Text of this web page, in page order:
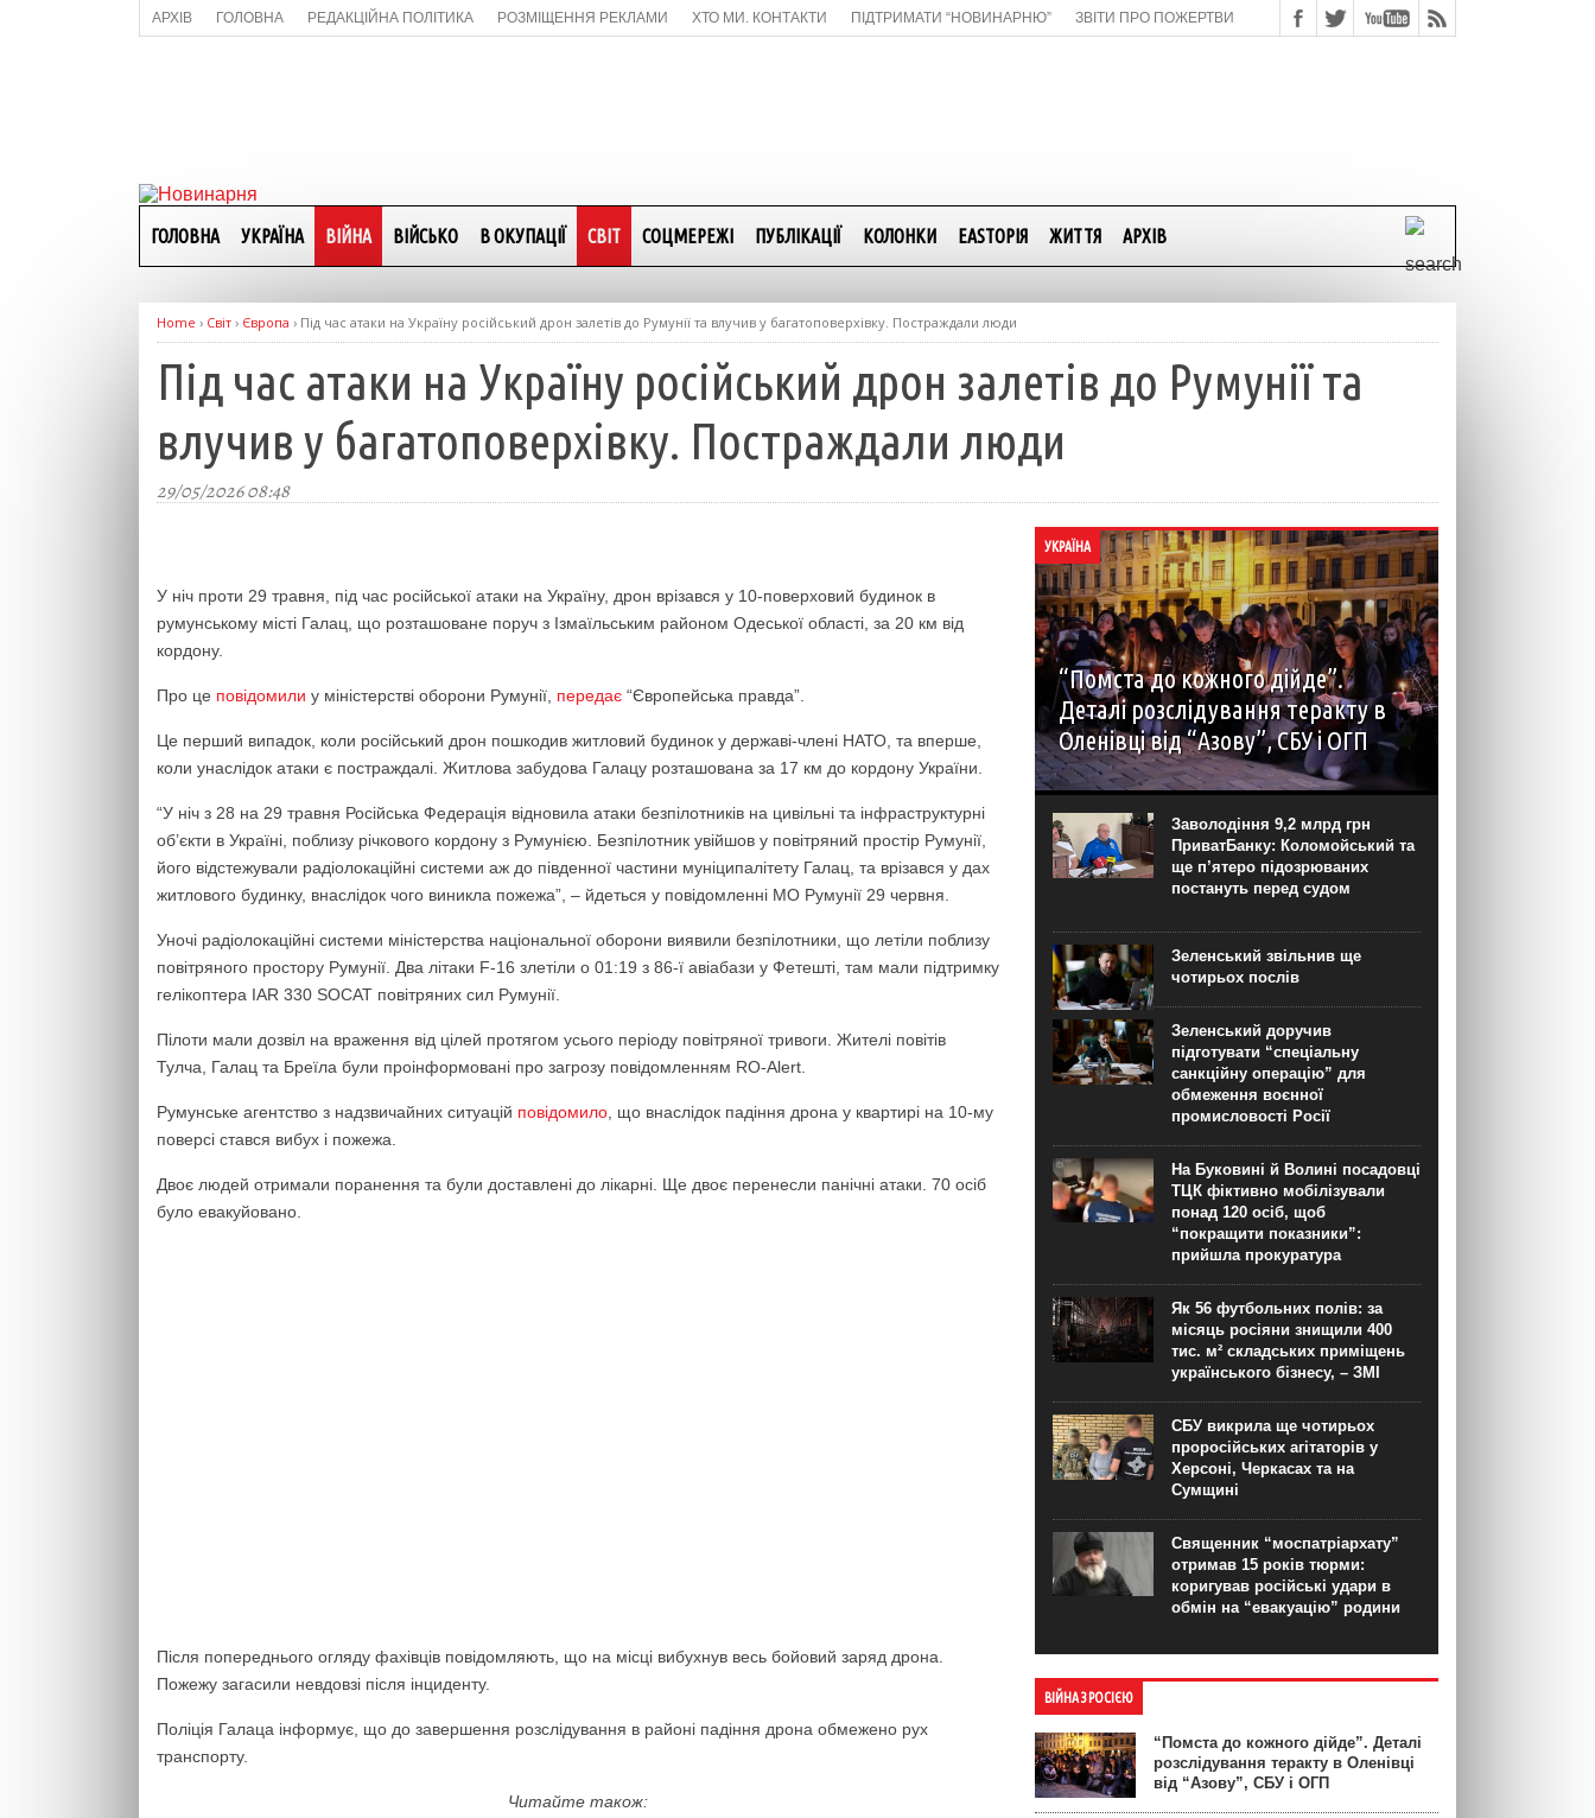
АРХІВ ГОЛОВНА РЕДАКЦІЙНА ПОЛІТИКА РОЗМІЩЕННЯ РЕКЛАМИ ХТО МИ. КОНТАКТИ ПІДТРИМАТИ “НОВИНАРНЮ” ЗВІТИ ПРО ПОЖЕРТВИ
ГОЛОВНА УКРАЇНА ВІЙНА ВІЙСЬКО В ОКУПАЦІЇ СВІТ СОЦМЕРЕЖІ ПУБЛІКАЦІЇ КОЛОНКИ EASTОРІЯ ЖИТТЯ АРХІВ
Home › Світ › Європа › Під час атаки на Україну російський дрон залетів до Румунії та влучив у багатоповерхівку. Постраждали люди
Під час атаки на Україну російський дрон залетів до Румунії та
влучив у багатоповерхівку. Постраждали люди
29/05/2026 08:48
У ніч проти 29 травня, під час російської атаки на Україну, дрон врізався у 10-поверховий будинок в
румунському місті Галац, що розташоване поруч з Ізмаїльським районом Одеської області, за 20 км від
кордону.
Про це повідомили у міністерстві оборони Румунії, передає “Європейська правда”.
Це перший випадок, коли російський дрон пошкодив житловий будинок у державі-члені НАТО, та вперше,
коли унаслідок атаки є постраждалі. Житлова забудова Галацу розташована за 17 км до кордону України.
“У ніч з 28 на 29 травня Російська Федерація відновила атаки безпілотників на цивільні та інфраструктурні
об’єкти в Україні, поблизу річкового кордону з Румунією. Безпілотник увійшов у повітряний простір Румунії,
його відстежували радіолокаційні системи аж до південної частини муніципалітету Галац, та врізався у дах
житлового будинку, внаслідок чого виникла пожежа”, – йдеться у повідомленні МО Румунії 29 червня.
Уночі радіолокаційні системи міністерства національної оборони виявили безпілотники, що летіли поблизу
повітряного простору Румунії. Два літаки F-16 злетіли о 01:19 з 86-ї авіабази у Фетешті, там мали підтримку
гелікоптера IAR 330 SOCAT повітряних сил Румунії.
Пілоти мали дозвіл на враження від цілей протягом усього періоду повітряної тривоги. Жителі повітів
Тулча, Галац та Бреїла були проінформовані про загрозу повідомленням RO-Alert.
Румунське агентство з надзвичайних ситуацій повідомило , що внаслідок падіння дрона у квартирі на 10-му
поверсі стався вибух і пожежа.
Двоє людей отримали поранення та були доставлені до лікарні. Ще двоє перенесли панічні атаки. 70 осіб
було евакуйовано.
Після попереднього огляду фахівців повідомляють, що на місці вибухнув весь бойовий заряд дрона.
Пожежу загасили невдовзі після інциденту.
Поліція Галаца інформує, що до завершення розслідування в районі падіння дрона обмежено рух
транспорту.
Читайте також:
УКРАЇНА
“Помста до кожного дійде”.
Деталі розслідування теракту в
Оленівці від “Азову”, СБУ і ОГП
автор: Наталія Терамае 28 липня рідні вцілілих
“азовців” в Оленівці виступили із шокуючою
заявою. Мовляв, списки полонених у “бараці
200”, де стався вибух, укладав полонений
представник корпусу. Заява...
Заволодіння 9,2 млрд грн
ПриватБанку: Коломойський та
ще п’ятеро підозрюваних
постануть перед судом
Зеленський звільнив ще
чотирьох послів
Зеленський доручив
підготувати “спеціальну
санкційну операцію” для
обмеження воєнної
промисловості Росії
На Буковині й Волині посадовці
ТЦК фіктивно мобілізували
понад 120 осіб, щоб
“покращити показники”:
прийшла прокуратура
Як 56 футбольних полів: за
місяць росіяни знищили 400
тис. м² складських приміщень
українського бізнесу, – ЗМІ
СБУ викрила ще чотирьох
проросійських агітаторів у
Херсоні, Черкасах та на
Сумщині
Священник “моспатріархату”
отримав 15 років тюрми:
коригував російські удари в
обмін на “евакуацію” родини
ВІЙНА З РОСІЄЮ
“Помста до кожного дійде”. Деталі
розслідування теракту в Оленівці
від “Азову”, СБУ і ОГП